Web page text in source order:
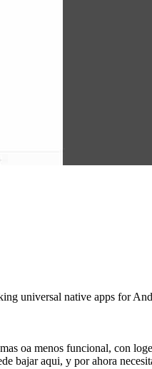
universal native apps for
oa menos funcional, con
bajar aqui, y por ahora